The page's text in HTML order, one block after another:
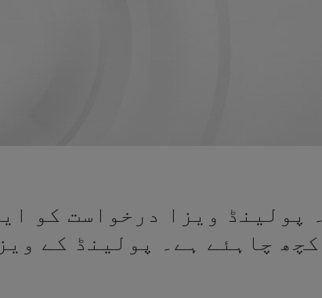
۔ پولینڈ ویزا درخواست کو
کچھ چاہئے ہے۔ پولینڈ کے